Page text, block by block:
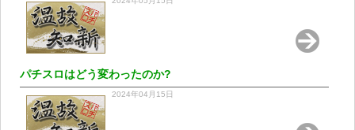
パチスロはどう変わったのか?
2024年04月15日